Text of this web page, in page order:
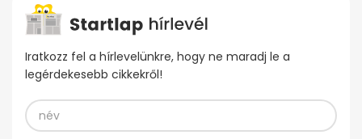
Iratkozz fel a hírlevelünkre, hogy ne maradj le a
legérdekesebb cikkekről!